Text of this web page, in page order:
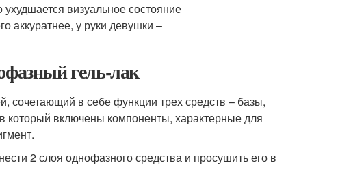
ухудшается визуальное состояние
аккуратнее, у руки девушки –
гель-лак
сочетающий в себе функции трех средств – базы,
который включены компоненты, характерные для
2 слоя однофазного средства и просушить его в